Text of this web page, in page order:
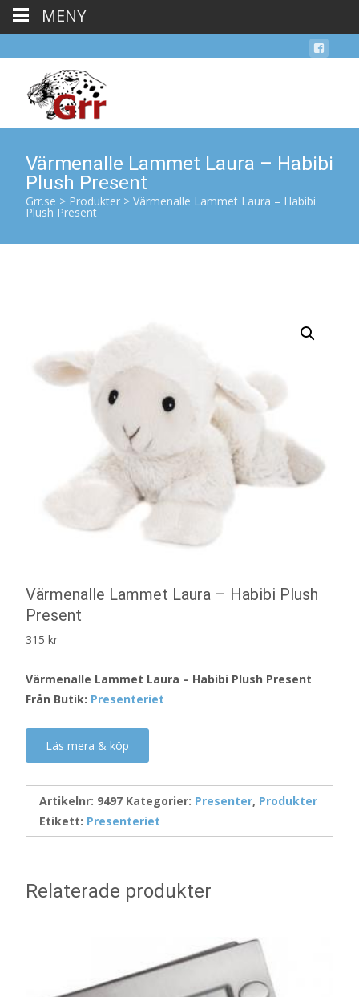
Värmenalle Lammet Laura – Habibi
Plush Present
Grr.se > Produkter > Värmenalle Lammet Laura – Habibi
Plush Present
Värmenalle Lammet Laura – Habibi Plush
Present
315 kr
Värmenalle Lammet Laura – Habibi Plush Present
Från Butik: Presenteriet
Läs mera & köp
Artikelnr: 9497 Kategorier: Presenter, Produkter
Etikett: Presenteriet
Relaterade produkter
MENY